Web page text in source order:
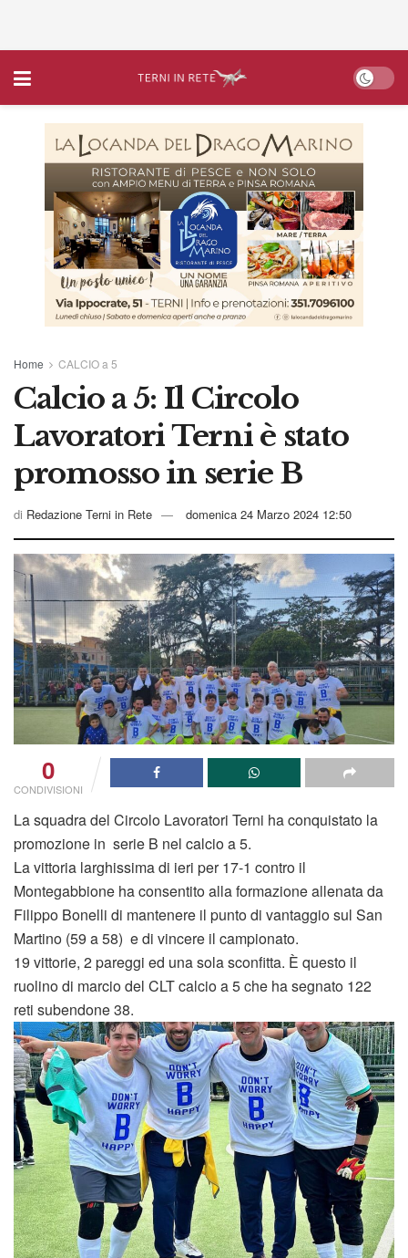
Home CALCIO a 5
Calcio a 5: Il Circolo
Lavoratori Terni è stato
promosso in serie B
di Redazione Terni in Rete domenica 24 Marzo 2024 12:50
0
CONDIVISIONI
La squadra del Circolo Lavoratori Terni ha conquistato la
promozione in serie B nel calcio a 5.
La vittoria larghissima di ieri per 17-1 contro il
Montegabbione ha consentito alla formazione allenata da
Filippo Bonelli di mantenere il punto di vantaggio sul San
Martino (59 a 58) e di vincere il campionato.
19 vittorie, 2 pareggi ed una sola sconfitta. È questo il
ruolino di marcio del CLT calcio a 5 che ha segnato 122
reti subendone 38.